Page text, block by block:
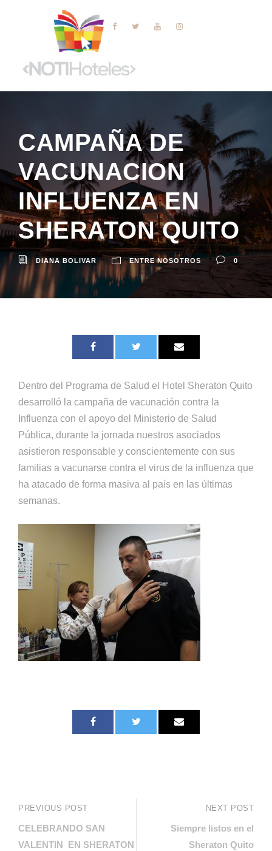
CAMPAÑA DE
VACUNACION
INFLUENZA EN
SHERATON QUITO
DIANA BOLIVAR ENTRE NOSOTROS 0
Dentro del Programa de Salud el Hotel Sheraton Quito
desarrolló la campaña de vacunación contra la
Influenza con el apoyo del Ministerio de Salud
Pública, durante la jornada nuestros asociados
asistieron responsable y conscientemente con sus
familias a vacunarse contra el virus de la influenza que
ha atacado de forma masiva al país en las últimas
semanas.
PREVIOUS POST
CELEBRANDO SAN
VALENTIN EN SHERATON
NEXT POST
Siempre listos en el
Sheraton Quito